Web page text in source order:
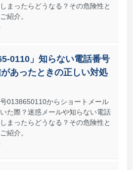
まったらどうなる？その危険性と
紹介。
0110」知らない電話番号
あったときの正しい対処
0138650110からショートメール
た際？迷惑メールや知らない電話
まったらどうなる？その危険性と
紹介。